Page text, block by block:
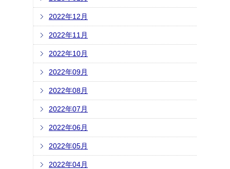
2022年12月
2022年11月
2022年10月
2022年09月
2022年08月
2022年07月
2022年06月
2022年05月
2022年04月